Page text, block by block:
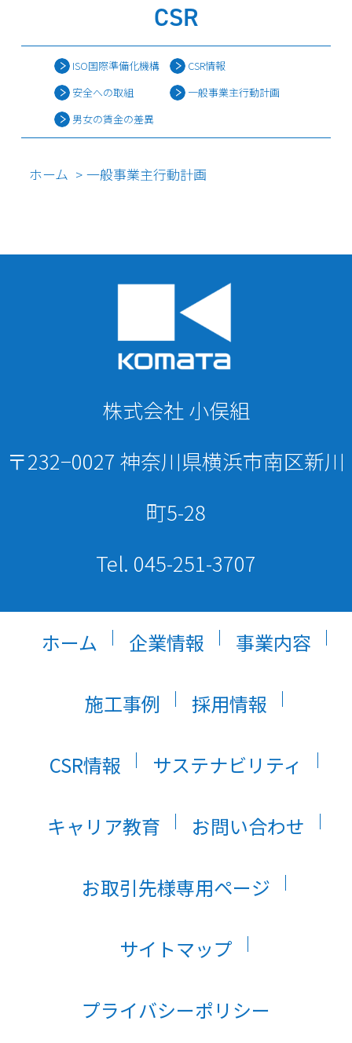
CSR
ISO国際準備化機構
CSR情報
安全への取組
一般事業主行動計画
男女の賃金の差異
ホーム > 一般事業主行動計画
株式会社 小俣組
〒232−0027 神奈川県横浜市南区新川
町5-28
Tel. 045-251-3707
ホーム 企業情報 事業内容
施工事例 採用情報
CSR情報 サステナビリティ
キャリア教育 お問い合わせ
お取引先様専用ページ
サイトマップ
プライバシーポリシー